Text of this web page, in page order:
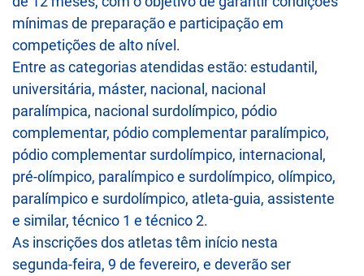
mínimas de preparação e participação em
competições de alto nível.
Entre as categorias atendidas estão: estudantil,
universitária, máster, nacional, nacional
paralímpica, nacional surdolímpico, pódio
complementar, pódio complementar paralímpico,
pódio complementar surdolímpico, internacional,
pré-olímpico, paralímpico e surdolímpico, olímpico,
paralímpico e surdolímpico, atleta-guia, assistente
e similar, técnico 1 e técnico 2.
As inscrições dos atletas têm início nesta
segunda-feira, 9 de fevereiro, e deverão ser